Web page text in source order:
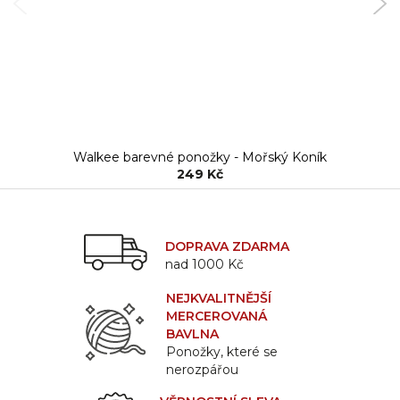
Walkee barevné ponožky - Mořský Koník
249 Kč
DOPRAVA ZDARMA
nad 1000 Kč
NEJKVALITNĚJŠÍ
MERCEROVANÁ
BAVLNA
Ponožky, které se
nerozpářou